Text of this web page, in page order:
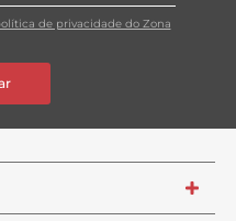
de privacidade do Zona
+